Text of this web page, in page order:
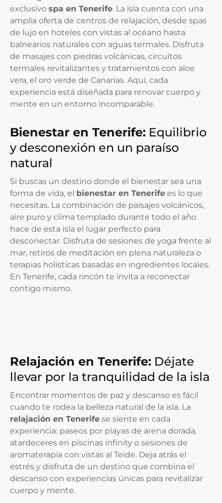
exclusivo spa en Tenerife. La isla cuenta con una
amplia oferta de centros de relajación, desde spas
de lujo en hoteles con vistas al océano hasta
balnearios naturales con aguas termales. Disfruta
de masajes con piedras volcánicas, circuitos
termales revitalizantes y tratamientos con aloe
vera, el oro verde de Canarias. Aquí, cada
experiencia está diseñada para renovar cuerpo y
mente en un entorno incomparable.
Bienestar en Tenerife: Equilibrio
y desconexión en un paraíso
natural
Si buscas un destino donde el bienestar sea una
forma de vida, el bienestar en Tenerife es lo que
necesitas. La combinación de paisajes volcánicos,
aire puro y clima templado durante todo el año
hace de esta isla el lugar perfecto para
desconectar. Disfruta de sesiones de yoga frente al
mar, retiros de meditación en plena naturaleza o
terapias holísticas basadas en ingredientes locales.
En Tenerife, cada rincón te invita a reconectar
contigo mismo.
Relajación en Tenerife: Déjate
llevar por la tranquilidad de la isla
Encontrar momentos de paz y descanso es fácil
cuando te rodea la belleza natural de la isla. La
relajación en Tenerife se siente en cada
experiencia: paseos por playas de arena dorada,
atardeceres en piscinas infinity o sesiones de
aromaterapia con vistas al Teide. Deja atrás el
estrés y disfruta de un destino que combina el
descanso con experiencias únicas para revitalizar
cuerpo y mente.